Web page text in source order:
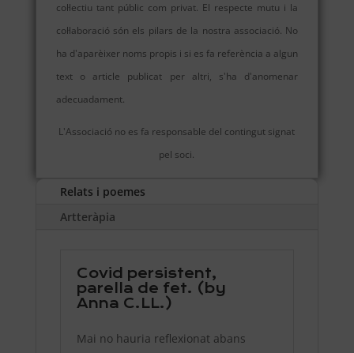
col·lectiu tant públic com privat. El respecte mutu i la
col·laboració són els pilars de la nostra associació. No
ha d'aparèixer noms propis i si es fa referència a algun
text o article publicat per altri, s'ha d'anomenar
adecuadament.
L'Associació no es fa responsable del contingut signat
pel soci.
Relats i poemes
Artteràpia
Covid persistent,
parella de fet. (by
Anna C.LL.)
Mai no hauria reflexionat abans